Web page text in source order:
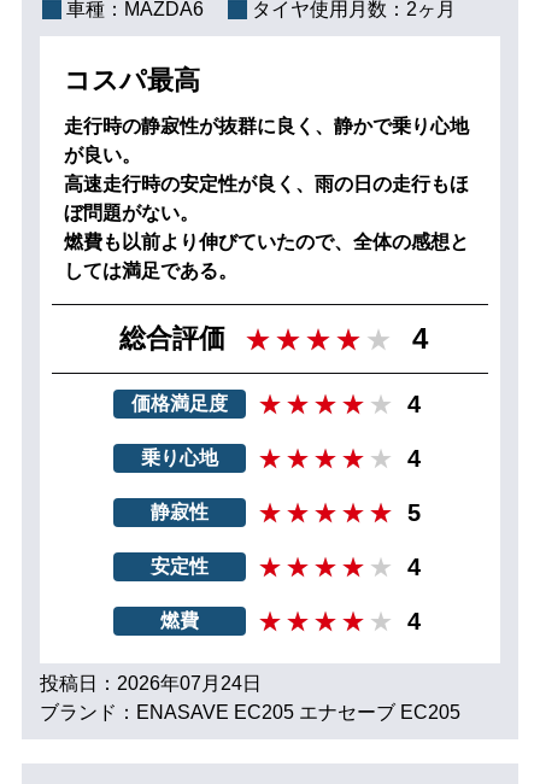
車種： MAZDA6 タイヤ使用月数： 2ヶ月
コスパ最高
走行時の静寂性が抜群に良く、静かで乗り心地
が良い。
高速走行時の安定性が良く、雨の日の走行もほ
ぼ問題がない。
燃費も以前より伸びていたので、全体の感想と
しては満足である。
総合評価 4
価格満足度 4
乗り心地 4
静寂性 5
安定性 4
燃費 4
投稿日：2026年07月24日
ブランド：ENASAVE EC205 エナセーブ EC205